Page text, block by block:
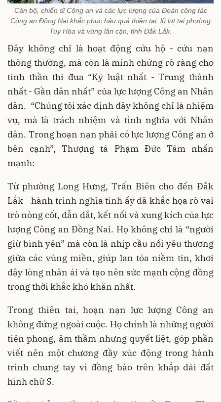
Cán bộ, chiến sĩ Công an và các lực lượng của Đoàn công tác
Công an Đồng Nai khắc phục hậu quả thiên tai, lũ lụt tại phường
Tuy Hòa và vùng lân cận, tỉnh Đắk Lắk.
Đây không chỉ là hoạt động cứu hộ - cứu nạn
thông thường, mà còn là minh chứng rõ ràng cho
tinh thần thi đua “Kỷ luật nhất - Trung thành
nhất - Gần dân nhất” của lực lượng Công an Nhân
dân. “Chúng tôi xác định đây không chỉ là nhiệm
vụ, mà là trách nhiệm và tình nghĩa với Nhân
dân. Trong hoạn nạn phải có lực lượng Công an ở
bên cạnh”, Thượng tá Phạm Đức Tâm nhấn
mạnh:
Từ phường Long Hưng, Trấn Biên cho đến Đắk
Lắk - hành trình nghĩa tình ấy đã khắc họa rõ vai
trò nòng cốt, dẫn dắt, kết nối và xung kích của lực
lượng Công an Đồng Nai. Họ không chỉ là “người
giữ bình yên” mà còn là nhịp cầu nối yêu thương
giữa các vùng miền, giúp lan tỏa niềm tin, khơi
dậy lòng nhân ái và tạo nên sức mạnh cộng đồng
trong thời khắc khó khăn nhất.
Trong thiên tai, hoạn nạn lực lượng Công an
không đứng ngoài cuộc. Họ chính là những người
tiên phong, âm thầm nhưng quyết liệt, góp phần
viết nên một chương đầy xúc động trong hành
trình chung tay vì đồng bào trên khắp dải đất
hình chữ S.